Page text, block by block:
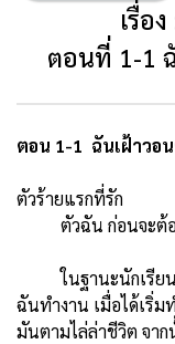
เรื่อ
ตอนที่ 1-1
ตอน 1-1 ฉันเฝ้าวอ
ตัวร้ายแรกที่รัก
ตัวฉัน ก่อนจะต้อง
ในฐานะนักเรียนที่
ฉันทำงาน เมื่อได้เริ่ม
มันตามไล่ล่าชีวิต จา